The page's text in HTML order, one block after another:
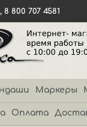
800 707 4581
Маркеры
Оплата